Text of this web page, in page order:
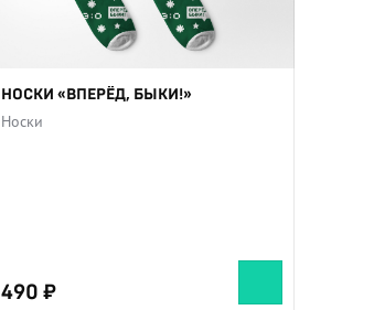
НОСКИ «ВПЕРЁД, БЫКИ!»
Носки
490